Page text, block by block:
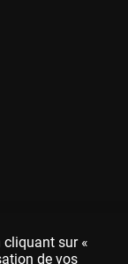
sur «
de vos